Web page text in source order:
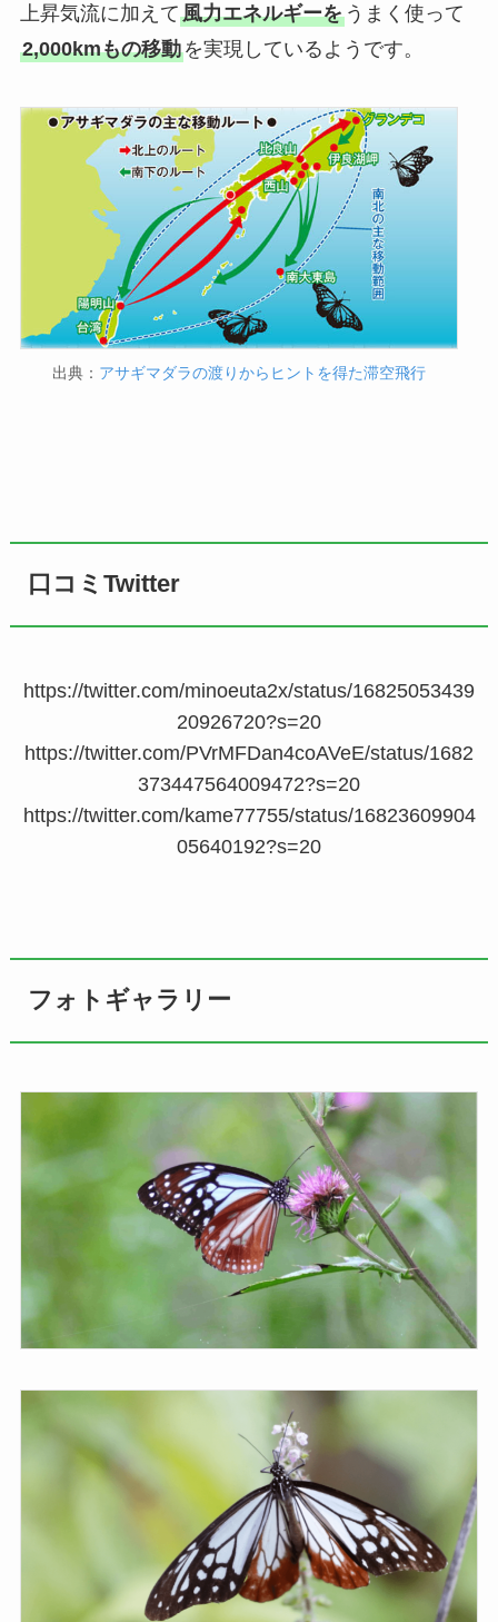
上昇気流に加えて風力エネルギーをうまく使って
2,000kmもの移動を実現しているようです。
出典： アサギマダラの渡りからヒントを得た滞空飛行
口コミTwitter
https://twitter.com/minoeuta2x/status/16825053439
20926720?s=20
https://twitter.com/PVrMFDan4coAVeE/status/1682
373447564009472?s=20
https://twitter.com/kame77755/status/16823609904
05640192?s=20
フォトギャラリー